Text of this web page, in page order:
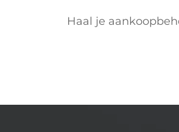
Haal je